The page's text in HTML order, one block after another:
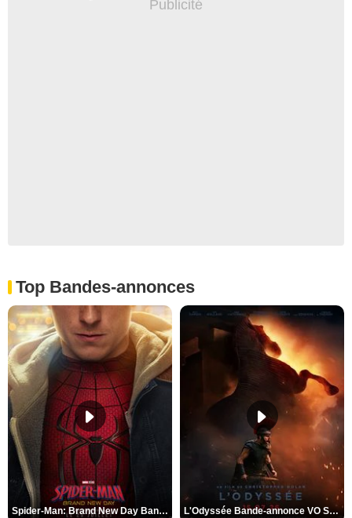
Top Bandes-annonces
Spider-Man: Brand New Day Bande-annonce VO STFR L'Odyssée Bande-annonce VO STFR